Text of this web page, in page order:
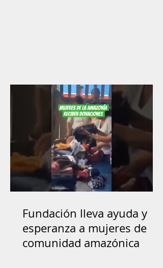
Fundación lleva ayuda y
esperanza a mujeres de
comunidad amazónica